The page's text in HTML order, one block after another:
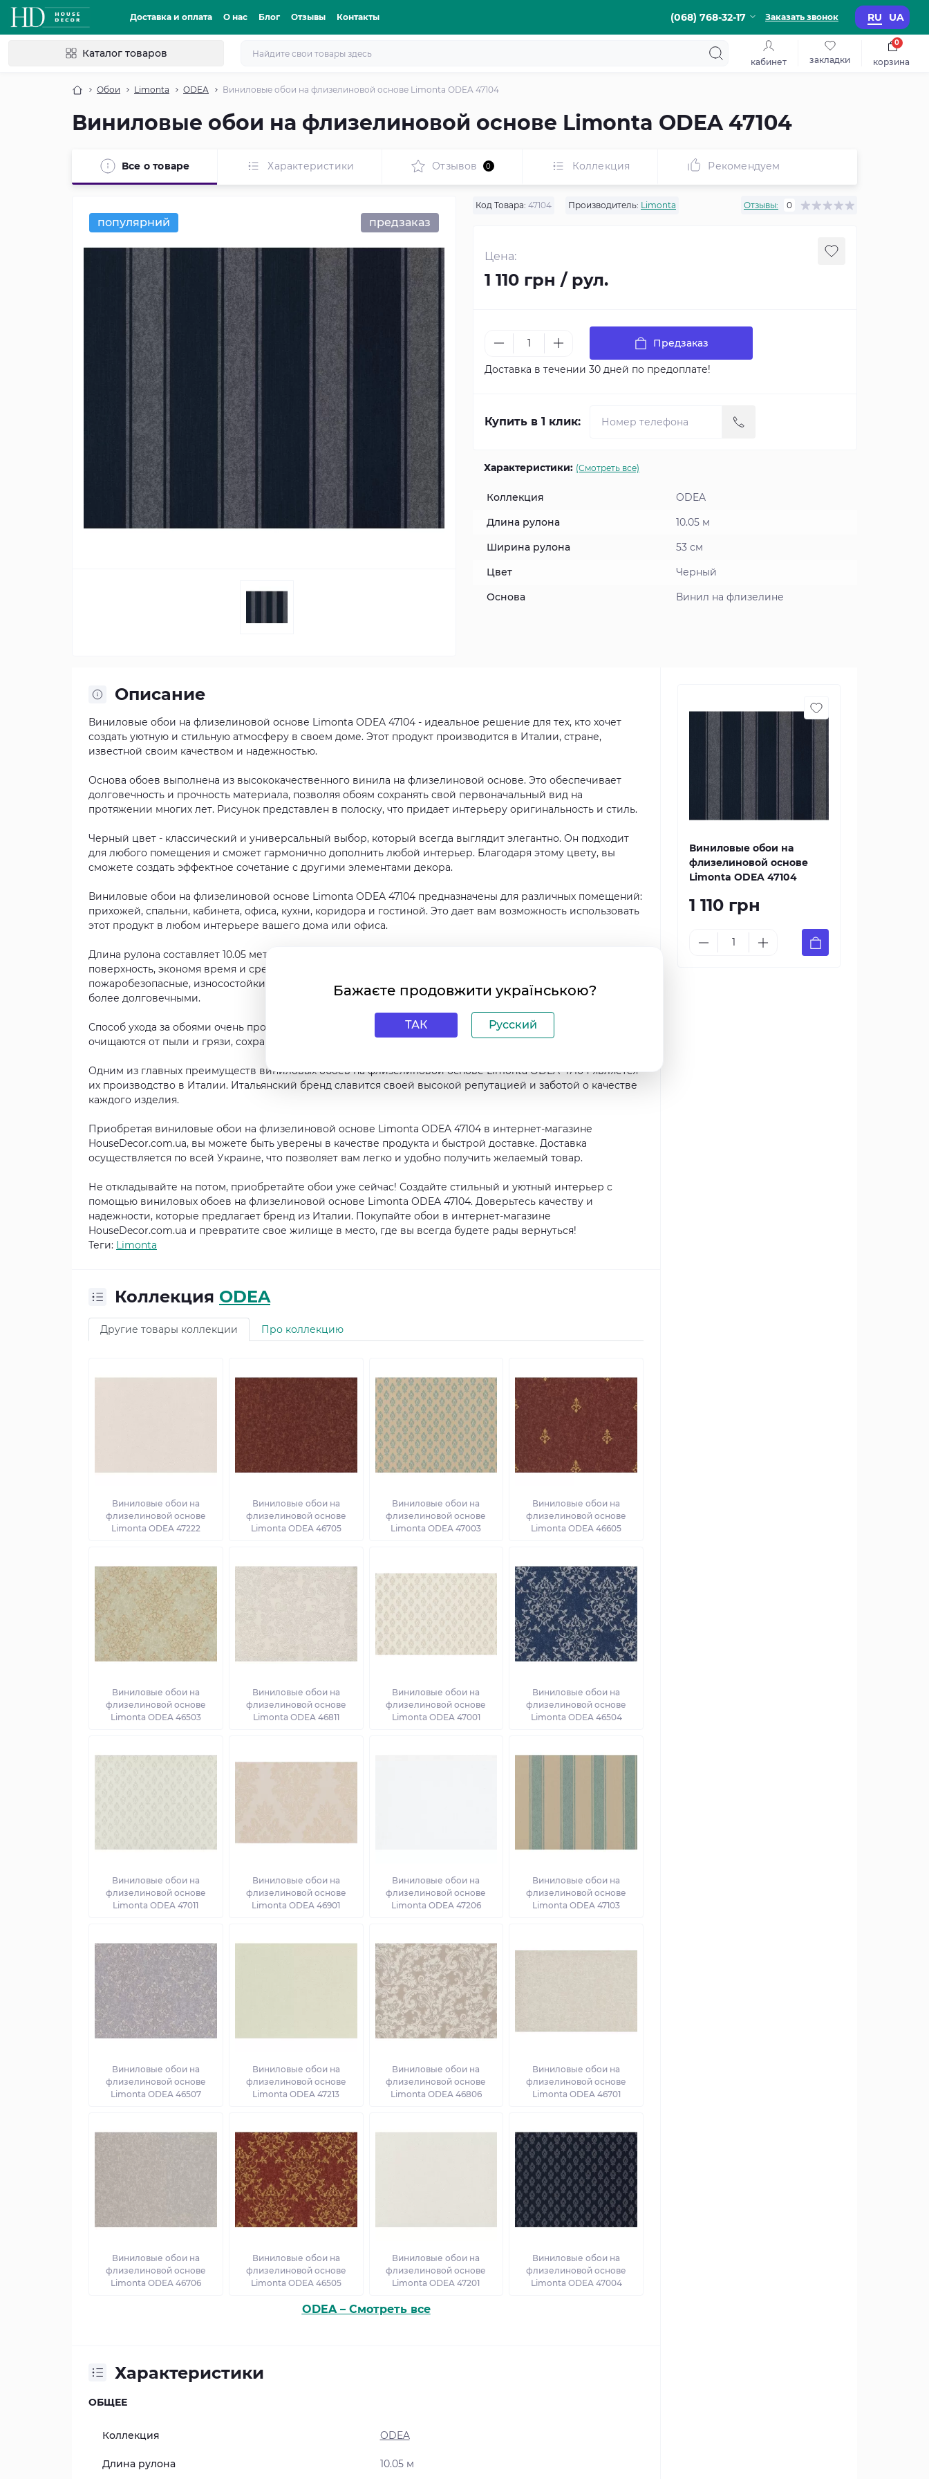
Доставка и оплата О нас Блог Отзывы Контакты (068) 768-32-17 Заказать звонок RU UA
Каталог товаров
кабинет закладки корзина
0
Обои Limonta ODEA Виниловые обои на флизелиновой основе Limonta ODEA 47104
Виниловые обои на флизелиновой основе Limonta ODEA 47104
Все о товаре Характеристики Отзывов 0 Коллекция Рекомендуем
популярний предзаказ
Код Товара: 47104 Производитель: Limonta Отзывы: 0
Цена:
1 110 грн / рул.
Предзаказ
Доставка в течении 30 дней по предоплате!
Купить в 1 клик:
Характеристики: (Смотреть все)
Коллекция ODEA
Длина рулона 10.05 м
Ширина рулона 53 см
Цвет Черный
Основа Винил на флизелине
Описание
Виниловые обои на флизелиновой основе Limonta ODEA 47104 - идеальное решение для тех, кто хочет
создать уютную и стильную атмосферу в своем доме. Этот продукт производится в Италии, стране,
известной своим качеством и надежностью.
Основа обоев выполнена из высококачественного винила на флизелиновой основе. Это обеспечивает
долговечность и прочность материала, позволяя обоям сохранять свой первоначальный вид на
протяжении многих лет. Рисунок представлен в полоску, что придает интерьеру оригинальность и стиль.
Черный цвет - классический и универсальный выбор, который всегда выглядит элегантно. Он подходит
для любого помещения и сможет гармонично дополнить любой интерьер. Благодаря этому цвету, вы
сможете создать эффектное сочетание с другими элементами декора.
Виниловые обои на флизелиновой основе Limonta ODEA 47104 предназначены для различных помещений:
прихожей, спальни, кабинета, офиса, кухни, коридора и гостиной. Это дает вам возможность использовать
этот продукт в любом интерьере вашего дома или офиса.
Длина рулона составляет 10.05 метра, а ширина - 53 сантиметра. Это позволяет легко покрыть всю нужную
поверхность, экономя время и средства. Обои имеют несколько полезных свойств: они
пожаробезопасные, износостойкие, влагостойкие и моющиеся. Это облегчает уход за ними и делает их
более долговечными.
Способ ухода за обоями очень прост: достаточно протереть их влажной губкой или тряпкой. Они быстро
очищаются от пыли и грязи, сохраняя свою привлекательность на протяжении долгого времени.
Одним из главных преимуществ виниловых обоев на флизелиновой основе Limonta ODEA 47104 является
их производство в Италии. Итальянский бренд славится своей высокой репутацией и заботой о качестве
каждого изделия.
Приобретая виниловые обои на флизелиновой основе Limonta ODEA 47104 в интернет-магазине
HouseDecor.com.ua, вы можете быть уверены в качестве продукта и быстрой доставке. Доставка
осуществляется по всей Украине, что позволяет вам легко и удобно получить желаемый товар.
Не откладывайте на потом, приобретайте обои уже сейчас! Создайте стильный и уютный интерьер с
помощью виниловых обоев на флизелиновой основе Limonta ODEA 47104. Доверьтесь качеству и
надежности, которые предлагает бренд из Италии. Покупайте обои в интернет-магазине
HouseDecor.com.ua и превратите свое жилище в место, где вы всегда будете рады вернуться!
Теги: Limonta
Коллекция ODEA
Другие товары коллекции Про коллекцию
Виниловые обои на
флизелиновой основе
Limonta ODEA 47222
Виниловые обои на
флизелиновой основе
Limonta ODEA 46705
Виниловые обои на
флизелиновой основе
Limonta ODEA 47003
Виниловые обои на
флизелиновой основе
Limonta ODEA 46605
Виниловые обои на
флизелиновой основе
Limonta ODEA 46503
Виниловые обои на
флизелиновой основе
Limonta ODEA 46811
Виниловые обои на
флизелиновой основе
Limonta ODEA 47001
Виниловые обои на
флизелиновой основе
Limonta ODEA 46504
Виниловые обои на
флизелиновой основе
Limonta ODEA 47011
Виниловые обои на
флизелиновой основе
Limonta ODEA 46901
Виниловые обои на
флизелиновой основе
Limonta ODEA 47206
Виниловые обои на
флизелиновой основе
Limonta ODEA 47103
Виниловые обои на
флизелиновой основе
Limonta ODEA 46507
Виниловые обои на
флизелиновой основе
Limonta ODEA 47213
Виниловые обои на
флизелиновой основе
Limonta ODEA 46806
Виниловые обои на
флизелиновой основе
Limonta ODEA 46701
Виниловые обои на
флизелиновой основе
Limonta ODEA 46706
Виниловые обои на
флизелиновой основе
Limonta ODEA 46505
Виниловые обои на
флизелиновой основе
Limonta ODEA 47201
Виниловые обои на
флизелиновой основе
Limonta ODEA 47004
ODEA – Смотреть все
Характеристики
ОБЩЕЕ
Коллекция ODEA
Длина рулона 10.05 м
Виниловые обои на
флизелиновой основе
Limonta ODEA 47104
1 110 грн
Бажаєте продовжити українською?
ТАК Русский